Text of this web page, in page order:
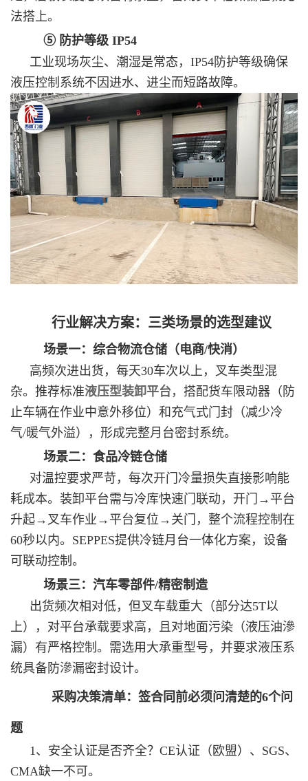
法搭上。
⑤ 防护等级 IP54
工业现场灰尘、潮湿是常态，IP54防护等级确保
液压控制系统不因进水、进尘而短路故障。
行业解决方案：三类场景的选型建议
场景一：综合物流仓储（电商/快消）
高频次进出货，每天30车次以上，叉车类型混
杂。推荐标准液压型装卸平台，搭配货车限动器（防
止车辆在作业中意外移位）和充气式门封（减少冷
气/暖气外溢），形成完整月台密封系统。
场景二：食品冷链仓储
对温控要求严苛，每次开门冷量损失直接影响能
耗成本。装卸平台需与冷库快速门联动，开门→平台
升起→叉车作业→平台复位→关门，整个流程控制在
60秒以内。SEPPES提供冷链月台一体化方案，设备
可联动控制。
场景三：汽车零部件/精密制造
出货频次相对低，但叉车载重大（部分达5T以
上），对平台承载要求高，且对地面污染（液压油滲
漏）有严格控制。需选用大承重型号，并要求液压系
统具备防滲漏密封设计。
采购决策清单：签合同前必须问清楚的6个问
题
1、安全认证是否齐全？CE认证（欧盟）、SGS、
CMA缺一不可。